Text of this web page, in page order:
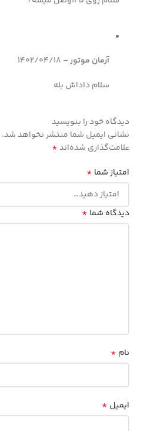
آرمان موتور–
1402/04/18
سلام داداش بله
دیدگاه خود را بنویسید
نشانی ایمیل شما منتشر نخواهد شد.
علامت‌گذاری شده‌اند*
امتیاز شما *
دیدگاه شما *
نام *
ایمیل *